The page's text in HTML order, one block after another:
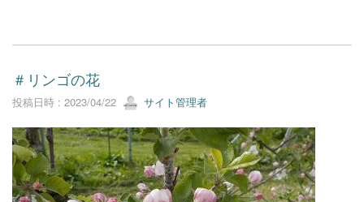
＃リンゴの花
投稿日時 : 2023/04/22 サイト管理者